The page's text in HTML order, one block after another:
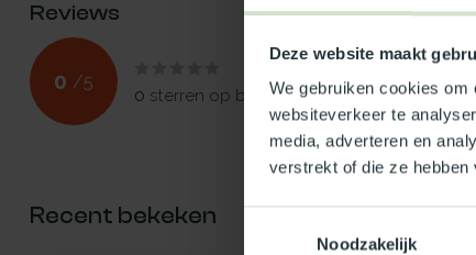
Deze website maakt
We gebruiken cookies om
websiteverkeer te
media, adverteren en
verstrekt of die ze
Noodzakelijk
Reviews
0 /5
0 sterren op basis van0beoordelingen
Recent bekeken